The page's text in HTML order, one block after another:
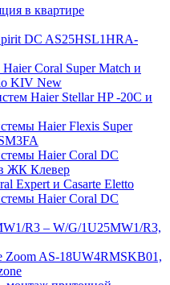
в квартире
DC AS25HSL1HRA-
Coral Super Match и
KIV New
Haier Stellar HP -20С и
Haier Flexis Super
Haier Coral DC
ЖК Клевер
Expert и Casarte Eletto
Haier Coral DC
R3 – W/G/1U25MW1/R3,
Zoom AS-18UW4RMSKB01,